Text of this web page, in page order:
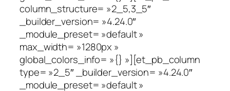
column_structure= »2_5,3_5″
_builder_version= »4.24.0″
_module_preset= »default »
max_width= »1280px »
global_colors_info= »{} »][et_pb_column
type= »2_5″ _builder_version= »4.24.0″
_module_preset= »default »